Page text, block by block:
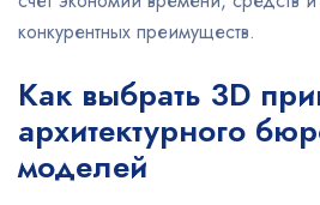
конкурентных преимуществ.
Как выбрать 3D
архитектурного
моделей